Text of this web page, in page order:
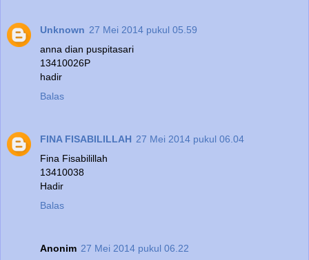
Unknown 27 Mei 2014 pukul 05.59
anna dian puspitasari
13410026P
hadir
Balas
FINA FISABILILLAH 27 Mei 2014 pukul 06.04
Fina Fisabilillah
13410038
Hadir
Balas
Anonim 27 Mei 2014 pukul 06.22